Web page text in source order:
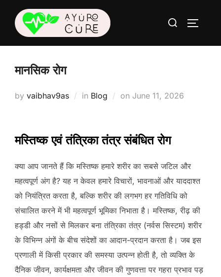
content
Search
मानसिक रोग
by vaibhav9as in Blog on Posted
June 11, 2026
मस्तिष्क एवं तंत्रिका तंत्र संबंधित रोग
क्या आप जानते हैं कि मस्तिष्क हमारे शरीर का सबसे जटिल और
महत्वपूर्ण अंग है? यह न केवल हमारे विचारों, भावनाओं और याददाश्त
को नियंत्रित करता है, बल्कि शरीर की लगभग हर गतिविधि को
संचालित करने में भी महत्वपूर्ण भूमिका निभाता है। मस्तिष्क, रीढ़ की
हड्डी और नसों से मिलकर बना तंत्रिका तंत्र (नर्वस सिस्टम) शरीर
के विभिन्न अंगों के बीच संदेशों का आदान-प्रदान करता है। जब इस
प्रणाली में किसी प्रकार की समस्या उत्पन्न होती है, तो व्यक्ति के
दैनिक जीवन, कार्यक्षमता और जीवन की गुणवत्ता पर गहरा प्रभाव पड़